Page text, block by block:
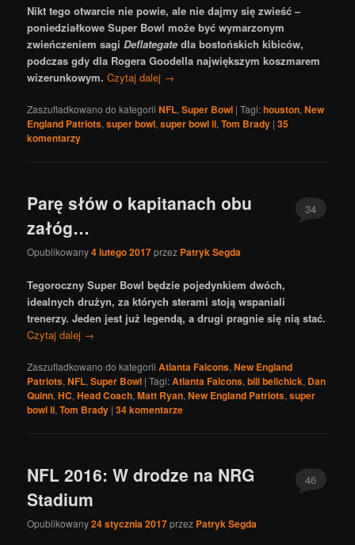
Nikt tego otwarcie nie powie, ale nie dajmy się zwieść –
poniedziałkowe Super Bowl może być wymarzonym
zwieńczeniem sagiDeflategate dla bostońskich kibiców,
podczas gdy dla Rogera Goodella największym koszmarem
wizerunkowym. Czytaj dalej →
Zaszufladkowano do kategorii NFL,Super Bowl |Tagi:houston,New
England Patriots,super bowl,super bowl li,Tom Brady |35
komentarzy
Parę słów o kapitanach obu
załóg…
Opublikowany4 lutego 2017przez Patryk Segda
34
Tegoroczny Super Bowl będzie pojedynkiem dwóch,
idealnych drużyn, za których sterami stoją wspaniali
trenerzy. Jeden jest już legendą, a drugi pragnie się nią stać.
Czytaj dalej →
Zaszufladkowano do kategorii Atlanta Falcons,New England
Patriots,NFL,Super Bowl |Tagi:Atlanta Falcons,bill belichick, Dan
Quinn,HC,Head Coach,Matt Ryan,New England Patriots,super
bowl li,Tom Brady |34komentarze
NFL 2016: W drodze na NRG
Stadium
Opublikowany24 stycznia 2017przez Patryk Segda
46